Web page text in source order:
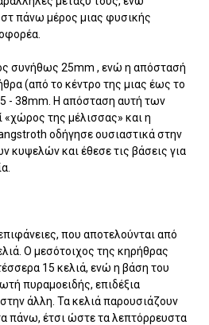
πάνω μέρος μιας φυσικής
συνήθως 25mm , ενώ η απόστασή
(από το κέντρο της μιας έως το
- 38mm. Η απόσταση αυτή των
της μέλισσας» και η
οδήγησε ουσιαστικά στην
κυψελών και έθεσε τις βάσεις για
που αποτελούνται από
Ο μεσότοιχος της κηρήθρας
15 κελιά, ενώ η βάση του
πυραμοειδής, επιδέξια
άλλη. Τα κελιά παρουσιάζουν
πάνω, έτσι ώστε τα λεπτόρρευστα